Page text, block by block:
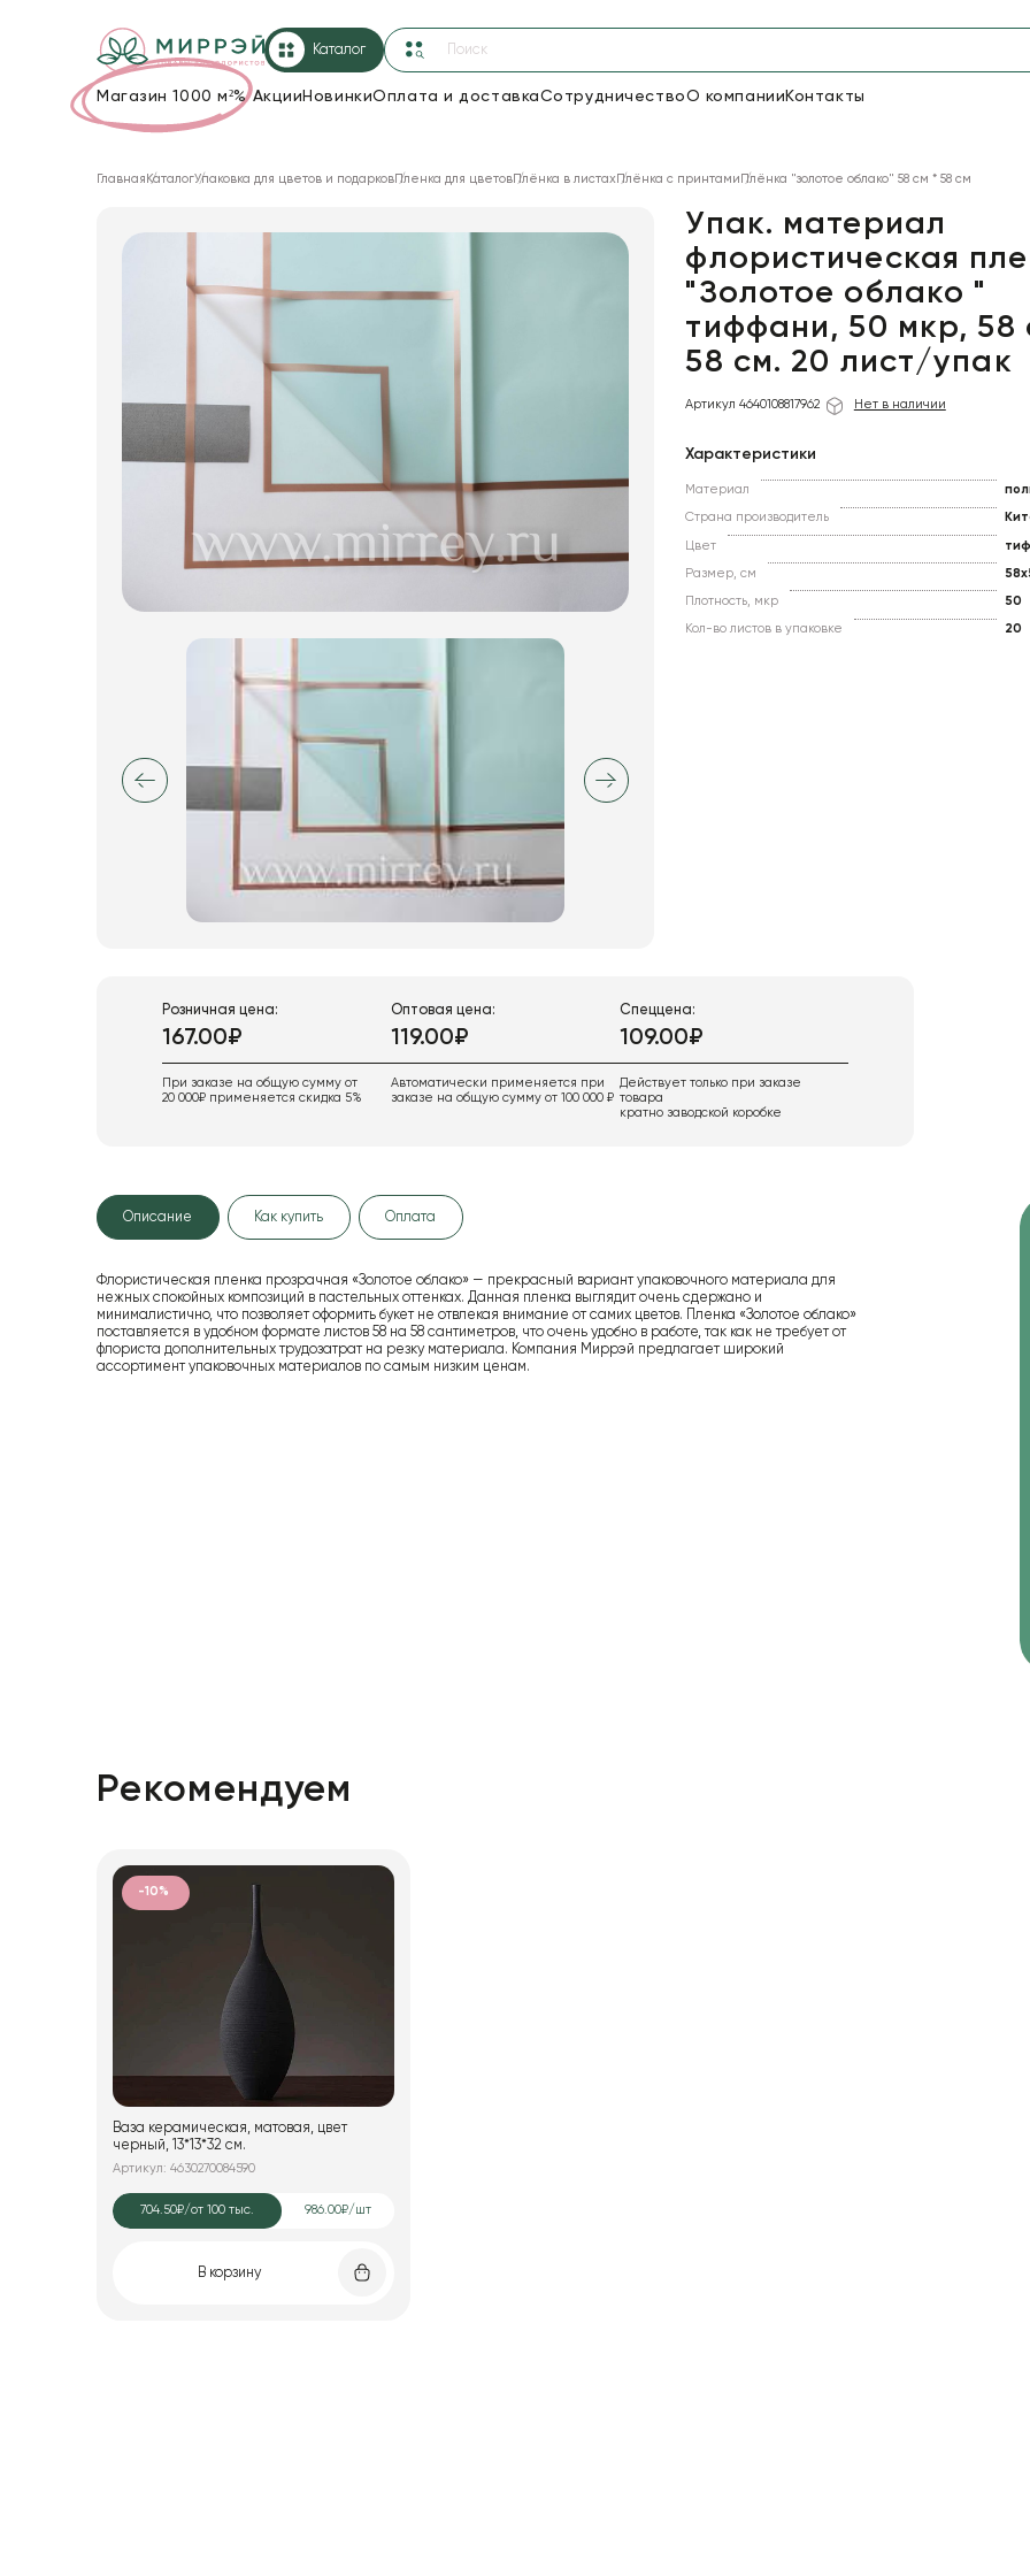
Каталог
Магазин 1000 м²%Акции НовинкиОплата и доставкаСотрудничествоО компании Контакты
18
Сетка7
Корзины и плетеные изделия
Коробки для цветов
Декоративные вазы, кашпо
Свечи
Игрушки мягкие
Главная КаталогУпаковка для цветов и подарковПленка для цветовПлёнка в листахПлёнка с принтами Плёнка "золотое облако" 58 см * 58 см
Упак. материал
флористическая
"Золотое облако "
тиффани, 50 мкр, 58
58 см. 20 лист/упак
Артикул 4640108817962 Нет в наличии
Характеристики
Материал
Страна производитель
Цвет
Размер, см
Плотность, мкр 50
Кол-во листов в упаковке 20
Розничная цена:
167.00₽
При заказе на общую сумму от
20 000₽ применяется скидка 5%
Оптовая цена:
119.00₽
Автоматически применяется при
заказе на общую сумму от 100 000 ₽
Спеццена:
109.00₽
Действует только при заказе
товара
кратно заводской коробке
Описание Как купить Оплата
Флористическая пленка прозрачная «Золотое облако» — прекрасный вариант упаковочного материала для
нежных спокойных композиций в пастельных оттенках. Данная пленка выглядит очень сдержано и
минималистично, что позволяет оформить букет не отвлекая внимание от самих цветов. Пленка «Золотое облако»
поставляется в удобном формате листов 58 на 58 сантиметров, что очень удобно в работе, так как не требует от
флориста дополнительных трудозатрат на резку материала. Компания Миррэй предлагает широкий
ассортимент упаковочных материалов по самым низким ценам.
Рекомендуем
-10%
Ваза керамическая, матовая, цвет
черный, 13*13*32 см.
Артикул: 4630270084590
704.50₽/от 100 тыс. 986.00₽/шт
В корзину